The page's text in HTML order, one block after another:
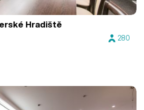
Hradiště
280